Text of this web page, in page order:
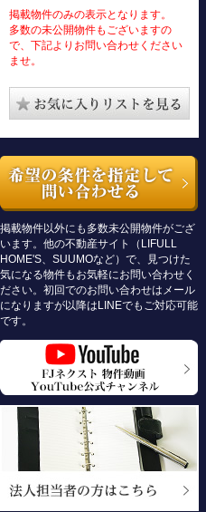
掲載物件のみの表示となります。
多数の未公開物件もございますの
で、下記よりお問い合わせください
ませ。
掲載物件以外にも多数未公開物件がござ
います。他の不動産サイト（LIFULL
HOME'S、SUUMOなど）で、見つけた
気になる物件もお気軽にお問い合わせく
ださい。初回でのお問い合わせはメール
になりますが以降はLINEでもご対応可能
です。